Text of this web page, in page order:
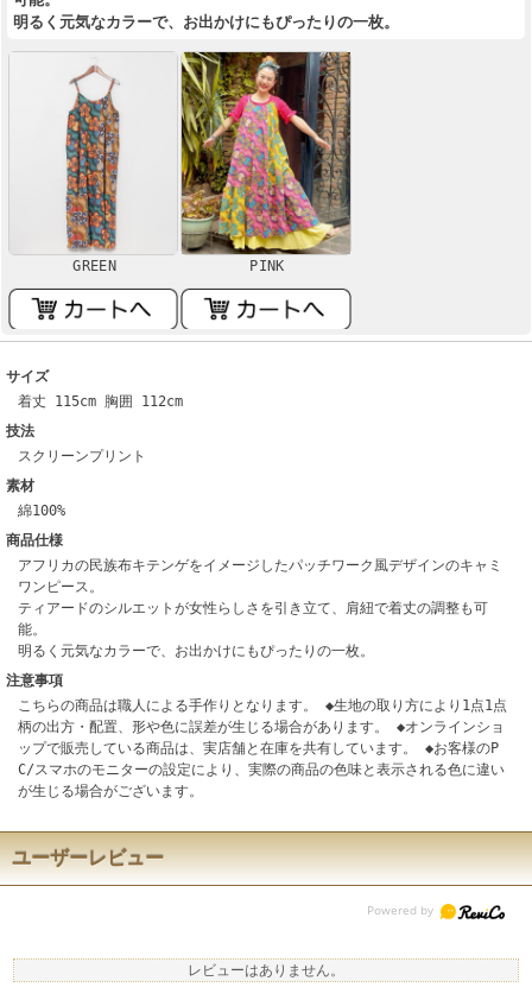
明るく元気なカラーで、お出かけにもぴったりの一枚。
GREEN PINK
サイズ
着丈 115cm 胸囲 112cm
技法
スクリーンプリント
素材
綿100%
商品仕様
アフリカの民族布キテンゲをイメージしたパッチワーク風デザインのキャミ
ワンピース。
ティアードのシルエットが女性らしさを引き立て、肩紐で着丈の調整も可
能。
明るく元気なカラーで、お出かけにもぴったりの一枚。
注意事項
こちらの商品は職人による手作りとなります。 ◆生地の取り方により1点1点
柄の出方・配置、形や色に誤差が生じる場合があります。 ◆オンラインショ
ップで販売している商品は、実店舗と在庫を共有しています。 ◆お客様のP
C/スマホのモニターの設定により、実際の商品の色味と表示される色に違い
が生じる場合がございます。
ユーザーレビュー
レビューはありません。